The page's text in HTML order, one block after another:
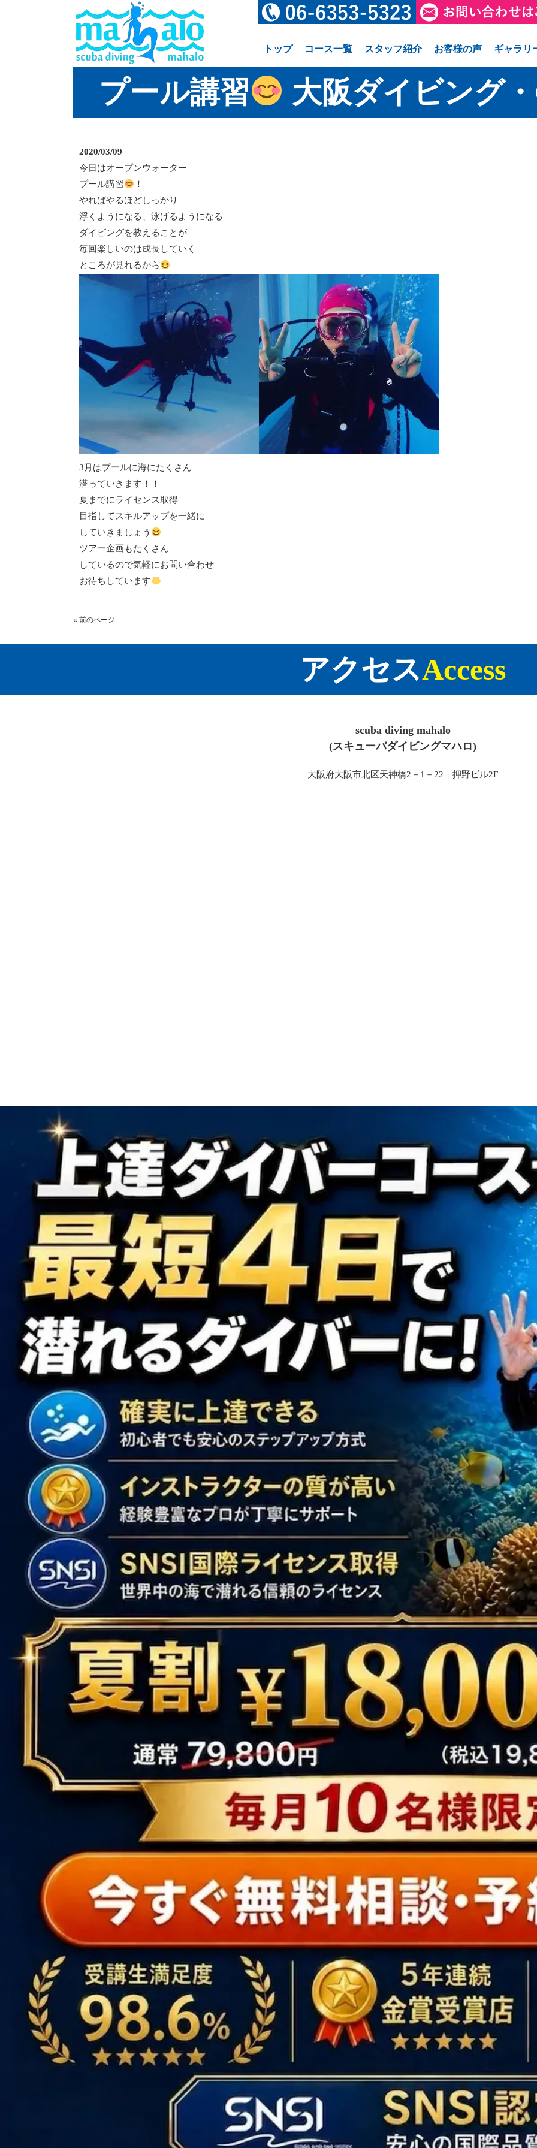
トップ コース一覧 スタッフ紹介 お客様の声 ギャラリ
プール講習 大阪ダイビング
2020/03/09
今日はオープンウォーター
プール講習
！
やればやるほどしっかり
浮くようになる、泳げるようになる
ダイビングを教えることが
毎回楽しいのは成長していく
ところが見れるから
3月はプールに海にたくさん
潜っていきます！！
夏までにライセンス取得
目指してスキルアップを一緒に
していきましょう
ツアー企画もたくさん
しているので気軽にお問い合わせ
お待ちしています
« 前のページ
アクセスAccess
scuba diving mahalo
(スキューバダイビングマハロ)
大阪府大阪市北区天神橋2－1－22 押野ビル2F